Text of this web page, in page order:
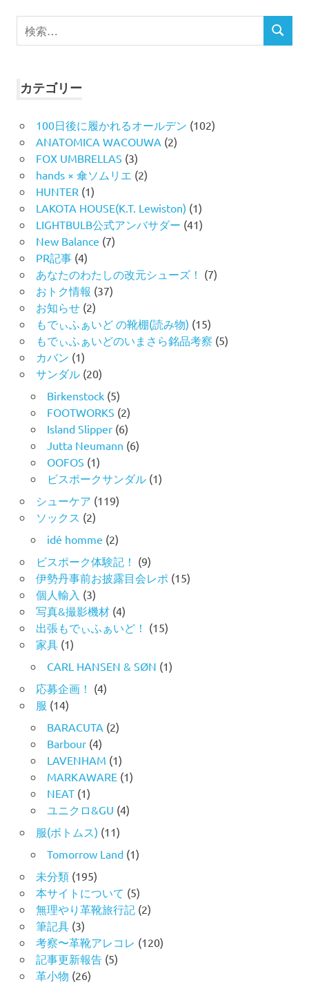
検
索
検
カテゴリー
100日後に履かれるオールデン (102)
ANATOMICA WACOUWA (2)
FOX UMBRELLAS (3)
hands × 傘ソムリエ (2)
HUNTER (1)
LAKOTA HOUSE(K.T. Lewiston) (1)
LIGHTBULB公式アンバサダー (41)
New Balance (7)
PR記事(4)
あなたのわたしの改元シューズ！ (7)
おトク情報 (37)
お知らせ(2)
もでぃふぁいど の靴棚(読み物) (15)
もでぃふぁいどのいまさら銘品考察 (5)
カバン (1)
サンダル(20)
Birkenstock(5)
FOOTWORKS (2)
Island Slipper(6)
Jutta Neumann (6)
OOFOS (1)
ビスポークサンダル(1)
シューケア (119)
ソックス (2)
idé homme (2)
ビスポーク体験記！ (9)
伊勢丹事前お披露目会レポ (15)
個人輸入 (3)
写真&撮影機材(4)
出張もでぃふぁいど！ (15)
家具(1)
CARL HANSEN & SØN (1)
応募企画！ (4)
服 (14)
BARACUTA (2)
Barbour(4)
LAVENHAM (1)
MARKAWARE(1)
NEAT(1)
ユニクロ&GU (4)
服(ボトムス) (11)
Tomorrow Land(1)
未分類(195)
本サイトについて (5)
無理やり革靴旅行記 (2)
筆記具(3)
考察〜革靴アレコレ (120)
記事更新報告(5)
革小物 (26)